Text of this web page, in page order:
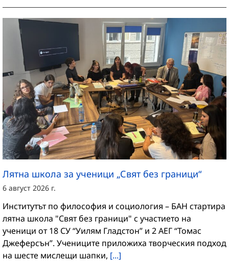
Лятна школа за ученици „Свят без граници“
6 август 2026 г.
Институтът по философия и социология – БАН стартира
лятна школа "Свят без граници" с участието на
ученици от 18 СУ “Уилям Гладстон” и 2 АЕГ “Томас
Джеферсън”. Учениците приложиха творческия подход
на шесте мислещи шапки, [...]